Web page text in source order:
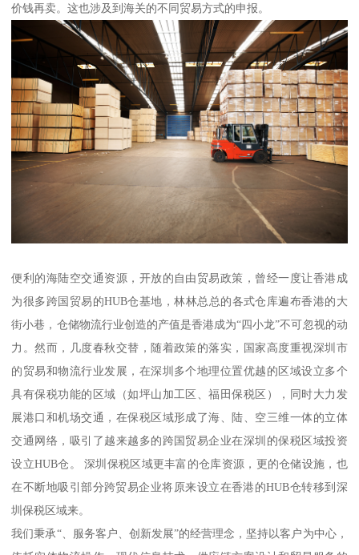
价钱再卖。这也涉及到海关的不同贸易方式的申报。
便利的海陆空交通资源，开放的自由贸易政策，曾经一度让香港成
为很多跨国贸易的HUB仓基地，林林总总的各式仓库遍布香港的大
街小巷，仓储物流行业创造的产值是香港成为“四小龙”不可忽视的动
力。然而，几度春秋交替，随着政策的落实，国家高度重视深圳市
的贸易和物流行业发展，在深圳多个地理位置优越的区域设立多个
具有保税功能的区域（如坪山加工区、福田保税区），同时大力发
展港口和机场交通，在保税区域形成了海、陆、空三维一体的立体
交通网络，吸引了越来越多的跨国贸易企业在深圳的保税区域投资
设立HUB仓。 深圳保税区域更丰富的仓库资源，更的仓储设施，也
在不断地吸引部分跨贸易企业将原来设立在香港的HUB仓转移到深
圳保税区域来。
我们秉承“、服务客户、创新发展”的经营理念，坚持以客户为中心，